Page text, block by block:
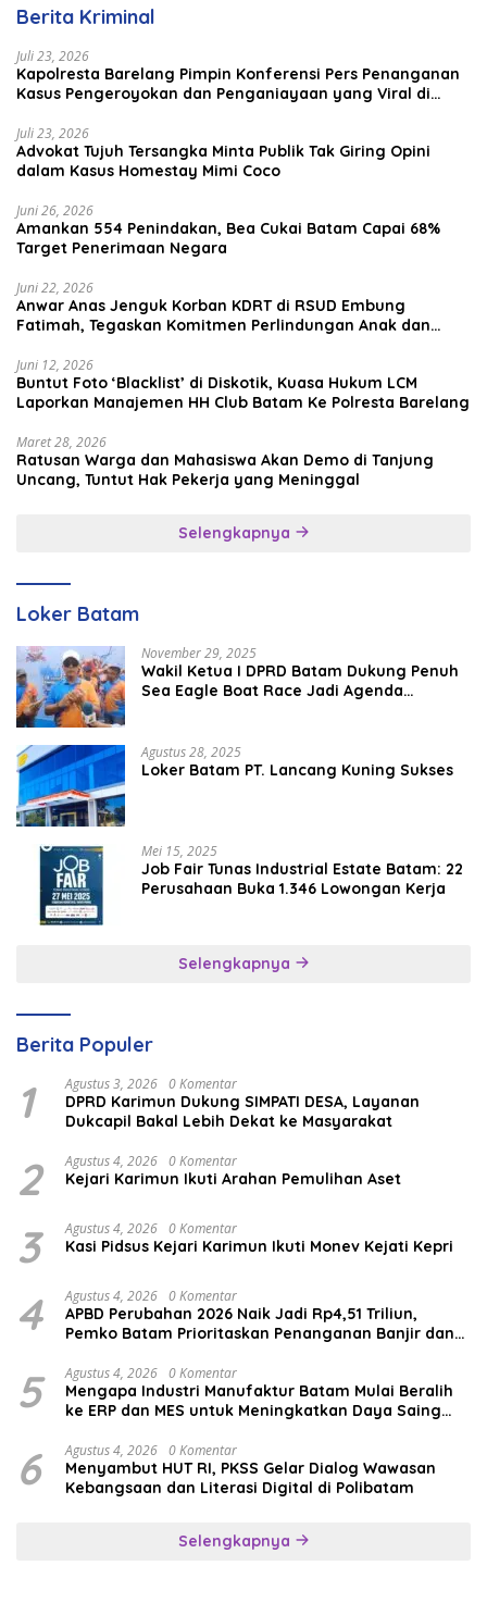
Berita Kriminal
Juli 23, 2026
Kapolresta Barelang Pimpin Konferensi Pers Penanganan
Kasus Pengeroyokan dan Penganiayaan yang Viral di
Juli 23, 2026
Advokat Tujuh Tersangka Minta Publik Tak Giring Opini
dalam Kasus Homestay Mimi Coco
Juni 26, 2026
Amankan 554 Penindakan, Bea Cukai Batam Capai 68%
Target Penerimaan Negara
Juni 22, 2026
Anwar Anas Jenguk Korban KDRT di RSUD Embung
Fatimah, Tegaskan Komitmen Perlindungan Anak dan
Juni 12, 2026
Buntut Foto ‘Blacklist’ di Diskotik, Kuasa Hukum LCM
Laporkan Manajemen HH Club Batam Ke Polresta Barelang
Maret 28, 2026
Ratusan Warga dan Mahasiswa Akan Demo di Tanjung
Uncang, Tuntut Hak Pekerja yang Meninggal
Selengkapnya
Loker Batam
November 29, 2025
Wakil Ketua I DPRD Batam Dukung Penuh
Sea Eagle Boat Race Jadi Agenda
Agustus 28, 2025
Loker Batam PT. Lancang Kuning Sukses
Mei 15, 2025
Job Fair Tunas Industrial Estate Batam: 22
Perusahaan Buka 1.346 Lowongan Kerja
Selengkapnya
Berita Populer
1 Agustus 3, 2026 0 Komentar
DPRD Karimun Dukung SIMPATI DESA, Layanan
Dukcapil Bakal Lebih Dekat ke Masyarakat
2 Agustus 4, 2026 0 Komentar
Kejari Karimun Ikuti Arahan Pemulihan Aset
3 Agustus 4, 2026 0 Komentar
Kasi Pidsus Kejari Karimun Ikuti Monev Kejati Kepri
4 Agustus 4, 2026 0 Komentar
APBD Perubahan 2026 Naik Jadi Rp4,51 Triliun,
Pemko Batam Prioritaskan Penanganan Banjir dan
5 Agustus 4, 2026 0 Komentar
Mengapa Industri Manufaktur Batam Mulai Beralih
ke ERP dan MES untuk Meningkatkan Daya Saing
6 Agustus 4, 2026 0 Komentar
Menyambut HUT RI, PKSS Gelar Dialog Wawasan
Kebangsaan dan Literasi Digital di Polibatam
Selengkapnya